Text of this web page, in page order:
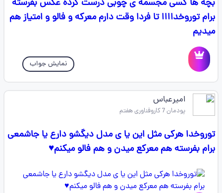
بچه ها کسی مجسمه ی چوبی درست کرده عکس بفرسته
برام توروخداااا تا فردا وقت دارم معرکه و فالو و امتیاز هم
میدیم
نمایش جواب
امیرعباس
پودمان 7 کاروفناوری هفتم
توروخدا هرکی مثل این یا ی مدل دیگشو دارع یا جاشمعی
برام بفرسته هم معرکع میدن و هم فالو میکنم♥️